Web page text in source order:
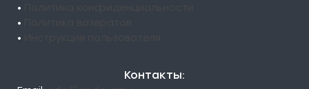
•
•
•
Контакты: